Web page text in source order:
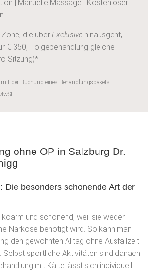
| Manuelle Massage | Kostenloser
die über Exclusive hinausgeht,
€ 350,-Folgebehandlung gleiche
Sitzung)*
der Buchung eines Behandlungspakets.
ohne OP in Salzburg Dr.
Die besonders schonende Art der
und schonend, weil sie weder
Narkose benötigt wird. So kann man
den gewohnten Alltag ohne Ausfallzeit
Selbst sportliche Aktivitäten sind danach
mit Kälte lässt sich individuell